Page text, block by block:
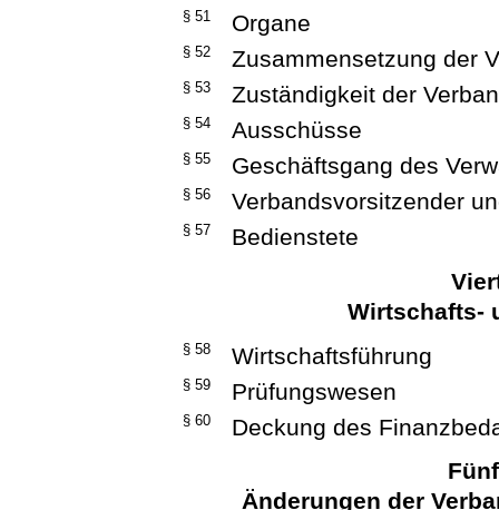
§ 51 Organe
§ 52 Zusammensetzung der
§ 53 Zuständigkeit der
§ 54 Ausschüsse
§ 55 Geschäftsgang des
§ 56 Verbandsvorsitzender
§ 57
Bedienstete
Wirtschafts-
§ 58 Wirtschaftsführung
§ 59 Prüfungswesen
§ 60
Deckung des
Änderungen der